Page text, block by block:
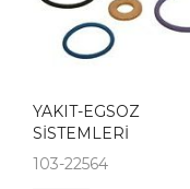
YAKIT-EGSOZ
SİSTEMLERİ
103-22564